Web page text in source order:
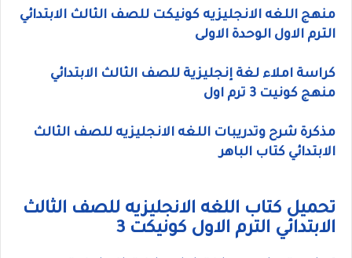
منهج اللغه الانجليزيه كونيكت للصف الثالث الابتدائي
الترم الاول الوحدة الاولى
كراسة املاء لغة إنجليزية للصف الثالث الابتدائي
منهج كونيت 3 ترم اول
مذكرة شرح وتدريبات اللغه الانجليزيه للصف الثالث
الابتدائي كتاب الباهر
تحميل كتاب اللغه الانجليزيه للصف الثالث
الابتدائي الترم الاول كونيكت 3